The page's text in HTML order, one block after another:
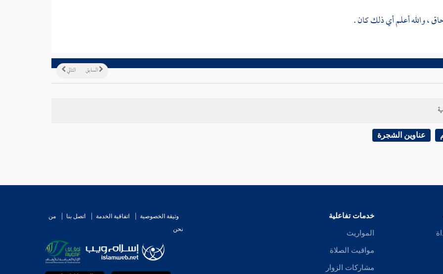
، والله أعلم أي ذلك كان .
التالي السابق
عناوين الشجرة
خدمات تفاعلية
المواريث
مواقيت الصلاة
مشاركات الزوار
وثيقة الخصوصية اتفاقية الخدمة اتصل بنا
من
نحن